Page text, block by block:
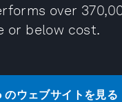
over
or below cost.
ウェブサイトを見る